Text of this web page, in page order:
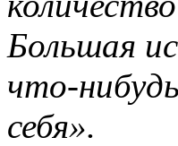
Большая
что-
себя».